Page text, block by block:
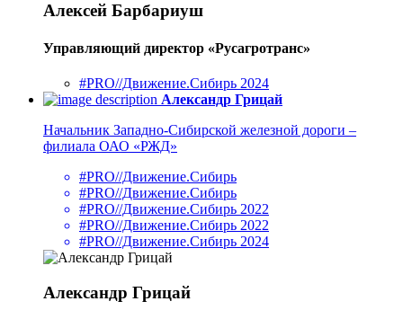
Алексей Барбариуш
Управляющий директор «Русагротранс»
#PRO//Движение.Сибирь 2024
Александр Грицай
Начальник Западно-Сибирской железной дороги –
филиала ОАО «РЖД»
#PRO//Движение.Сибирь
#PRO//Движение.Сибирь
#PRO//Движение.Сибирь 2022
#PRO//Движение.Сибирь 2022
#PRO//Движение.Сибирь 2024
Александр Грицай